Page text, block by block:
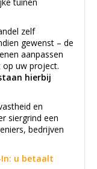
zelf
gewenst – de
aanpassen
op uw project.
hierbij
en
siergrind een
bedrijven
In: u betaalt